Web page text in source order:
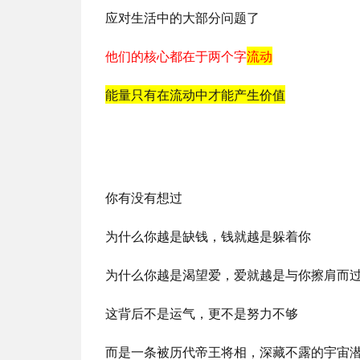
应对生活中的大部分问题了
他们的核心都在于两个字流动
能量只有在流动中才能产生价值
你有没有想过
为什么你越是缺钱，钱就越是躲着你
为什么你越是渴望爱，爱就越是与你擦肩而
这背后不是运气，更不是努力不够
而是一条被历代帝王将相，深藏不露的宇宙